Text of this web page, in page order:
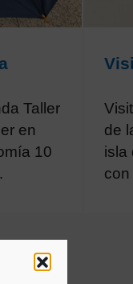
Taller
en
10
de
isla